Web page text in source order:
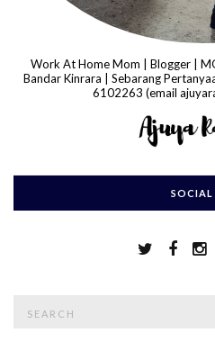
Work At Home Mom | Blogger |
Bandar Kinrara | Sebarang
6102263 (email
SOCIAL